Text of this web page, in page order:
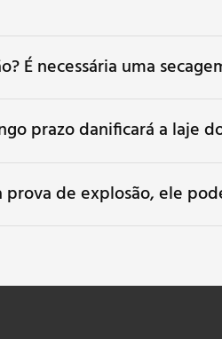
É necessária uma
prazo danificará a laje
de explosão, ele